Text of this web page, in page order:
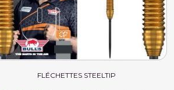
FLÉCHETTES STEELTIP